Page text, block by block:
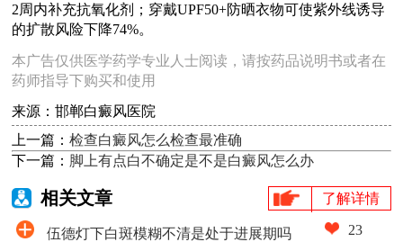
2周内补充抗氧化剂；穿戴UPF50+防晒衣物可使紫外线诱导
的扩散风险下降74%。
本广告仅供医学药学专业人士阅读，请按药品说明书或者在
药师指导下购买和使用
来源：邯郸白癜风医院
上一篇：检查白癜风怎么检查最准确
下一篇： 脚上有点白不确定是不是白癜风怎么办
相关文章 了解详情
伍德灯下白斑模糊不清是处于进展期吗 23